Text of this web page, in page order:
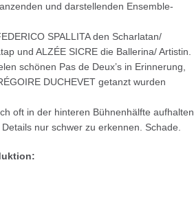
und darstellenden Ensemble-
SPALLITA den Scharlatan/
und ALZÉE SICRE die Ballerina/ Artistin.
schönen Pas de Deux’s in Erinnerung,
DUCHEVET getanzt wurden
oft in der hinteren Bühnenhälfte aufhalten
nur schwer zu erkennen. Schade.